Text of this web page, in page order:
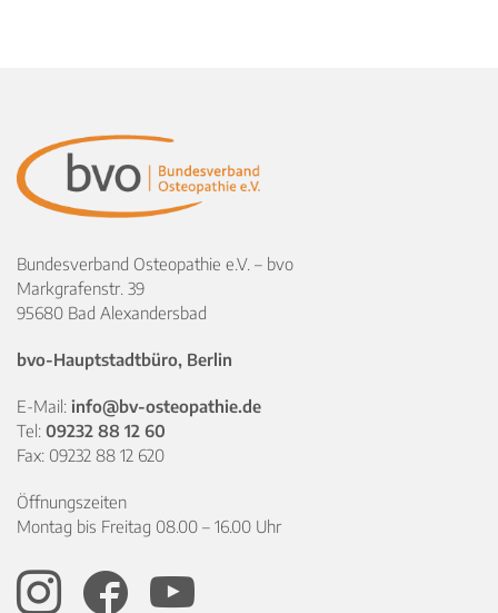
Bundesverband Osteopathie e.V. – bvo
Markgrafenstr. 39
95680 Bad Alexandersbad
bvo-Hauptstadtbüro, Berlin
E-Mail: info@bv-osteopathie.de
Tel: 09232 88 12 60
Fax: 09232 88 12 620
Öffnungszeiten
Montag bis Freitag 08.00 – 16.00 Uhr